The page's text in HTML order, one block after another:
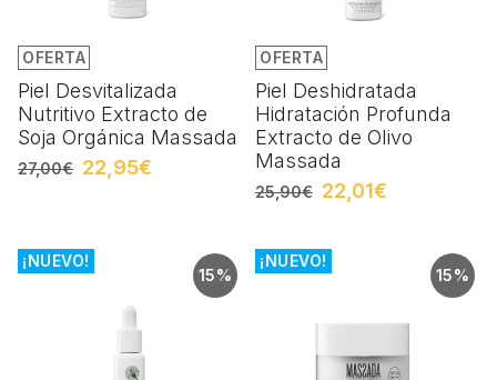
OFERTA
Piel Desvitalizada
Nutritivo Extracto de
Soja Orgánica Massada
27,00€ 22,95€
OFERTA
Piel Deshidratada
Hidratación Profunda
Extracto de Olivo
Massada
25,90€ 22,01€
15%
¡NUEVO!
15%
¡NUEVO!